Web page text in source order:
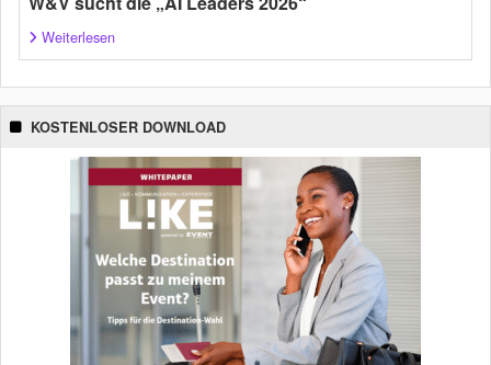
Weiterlesen
KOSTENLOSER DOWNLOAD